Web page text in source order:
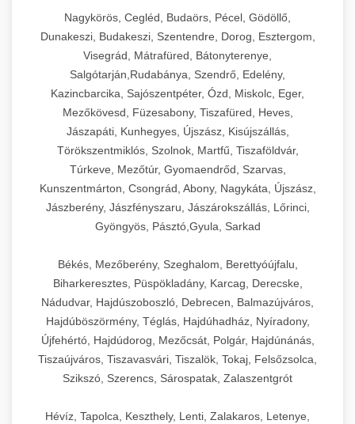
Nagykörös, Cegléd, Budaörs, Pécel, Gödöllő,
Dunakeszi, Budakeszi, Szentendre, Dorog, Esztergom,
Visegrád, Mátrafüred, Bátonyterenye,
Salgótarján,Rudabánya, Szendrő, Edelény,
Kazincbarcika, Sajószentpéter, Ózd, Miskolc, Eger,
Mezőkövesd, Füzesabony, Tiszafüred, Heves,
Jászapáti, Kunhegyes, Újszász, Kisújszállás,
Törökszentmiklós, Szolnok, Martfű, Tiszaföldvár,
Túrkeve, Mezőtúr, Gyomaendrőd, Szarvas,
Kunszentmárton, Csongrád, Abony, Nagykáta, Újszász,
Jászberény, Jászfényszaru, Jászárokszállás, Lőrinci,
Gyöngyös, Pásztó,Gyula, Sarkad
Békés, Mezőberény, Szeghalom, Berettyóújfalu,
Biharkeresztes, Püspökladány, Karcag, Derecske,
Nádudvar, Hajdúszoboszló, Debrecen, Balmazújváros,
Hajdúböszörmény, Téglás, Hajdúhadház, Nyíradony,
Újfehértó, Hajdúdorog, Mezőcsát, Polgár, Hajdúnánás,
Tiszaújváros, Tiszavasvári, Tiszalök, Tokaj, Felsőzsolca,
Szikszó, Szerencs, Sárospatak, Zalaszentgrót
Hévíz, Tapolca, Keszthely, Lenti, Zalakaros, Letenye,